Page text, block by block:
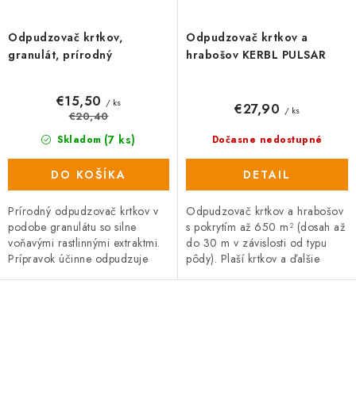
Odpudzovač krtkov,
granulát, prírodný
Skladom (7 ks)
€15,50 / ks
€20,40
DO KOŠÍKA
Prírodný odpudzovač krtkov v
podobe granulátu so silne
voňavými rastlinnými extraktmi.
Prípravok účinne odpudzuje
Odpudzovač krtkov a
hrabošov KERBL PULSAR
Dočasne nedostupné
€27,90 / ks
DETAIL
Odpudzovač krtkov a hrabošov
s pokrytím až 650 m² (dosah až
do 30 m v závislosti od typu
pôdy). Plaší krtkov a ďalšie